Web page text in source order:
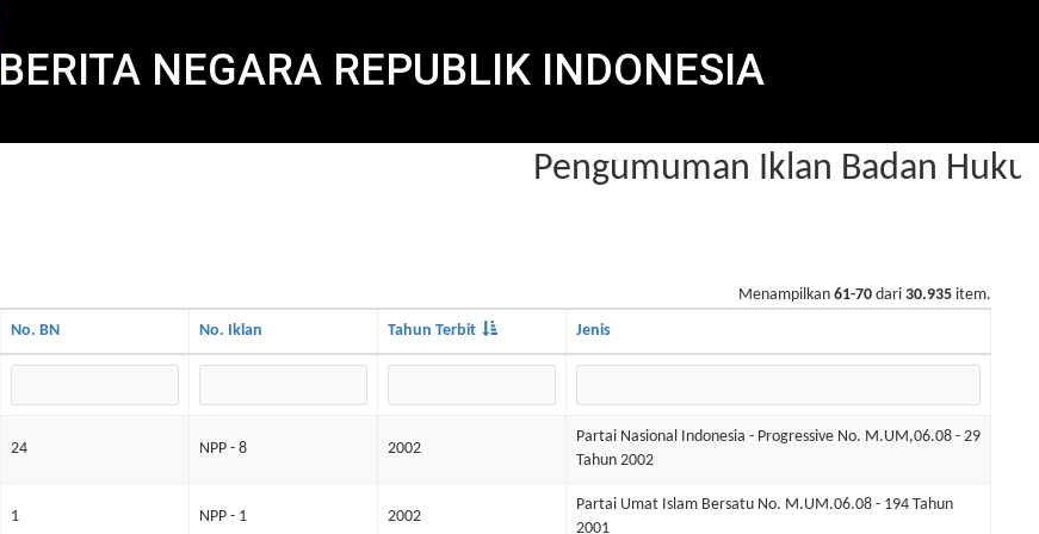
BERITA NEGARA REPUBLIK INDONESIA
Pengumuman Iklan Badan
Menampilkan 61-70 dari 30.935 item.
No. BN No. Iklan Tahun Terbit Jenis
24 NPP - 8 2002
Partai Nasional Indonesia - Progressive No. M.UM,06.08 - 29
Tahun 2002
1 NPP - 1 2002
Partai Umat Islam Bersatu No. M.UM.06.08 - 194 Tahun
2001